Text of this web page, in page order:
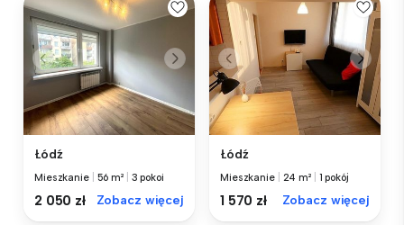
Łódź
Mieszkanie 56 m² 3 pokoi
2 050 zł Zobacz więcej
Łódź
Mieszkanie 24 m² 1 pokój
1 570 zł Zobacz więcej